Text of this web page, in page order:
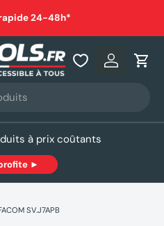
24-48h*
Se
à prix coûtants
►
SV.J7APB